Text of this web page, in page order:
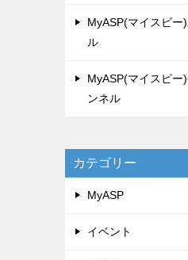
MyASP(マイスピー
ル
MyASP(マイスピー
ンネル
カテゴリー
MyASP
イベント